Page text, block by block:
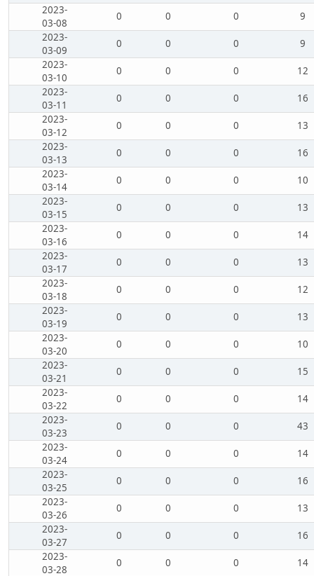
2023-
03-08
0 0 0
9
2023-
03-09
0 0 0
9
2023-
03-10
0 0 0
12
2023-
03-11
0 0 0
16
2023-
03-12
0 0 0
13
2023-
03-13
0 0 0
16
2023-
03-14
0 0 0
10
2023-
03-15
0 0 0
13
2023-
03-16
0 0 0
14
2023-
03-17
0 0 0
13
2023-
03-18
0 0 0
12
2023-
03-19
0 0 0
13
2023-
03-20
0 0 0
10
2023-
03-21
0 0 0
15
2023-
03-22
0 0 0
14
2023-
03-23
0 0 0
43
2023-
03-24
0 0 0
14
2023-
03-25
0 0 0
16
2023-
03-26
0 0 0
13
2023-
03-27
0 0 0
16
2023-
03-28
0 0 0
14